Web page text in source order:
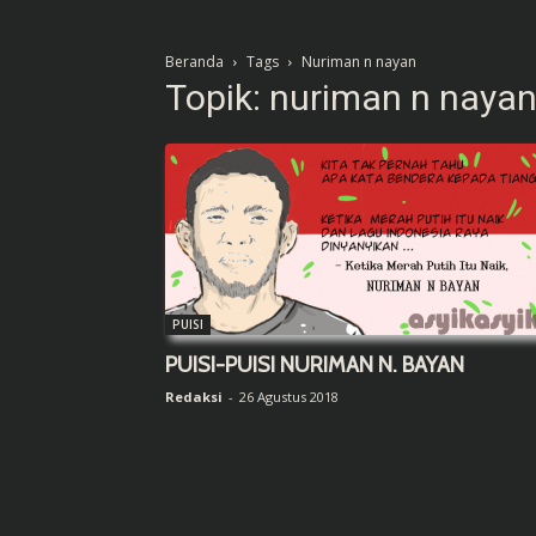
Beranda Tags Nuriman n nayan
Topik: nuriman n nayan
PUISI
PUISI-PUISI NURIMAN N. BAYAN
Redaksi - 26 Agustus 2018